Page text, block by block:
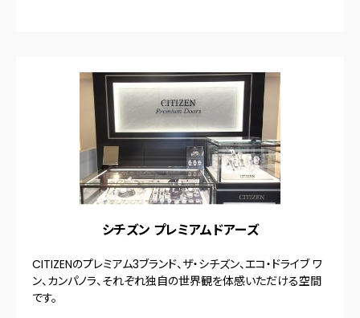
シチズン プレミアムドアーズ
CITIZENのプレミアム3ブランド、ザ・シチズン、エコ・ドライブ ワ
ン、カンパノラ、それぞれ独自の世界観を体感いただける空間
です。